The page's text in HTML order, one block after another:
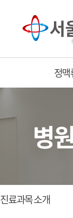
정
병
진료과목 소개